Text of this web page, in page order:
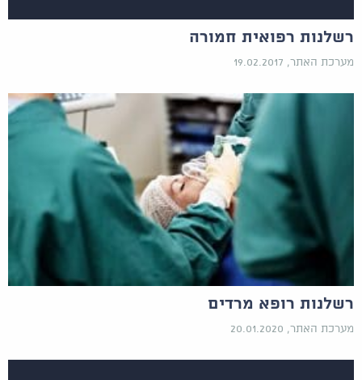
רשלנות רפואית חמורה
מערכת האתר, 19.02.2017
רשלנות רופא מרדים
מערכת האתר, 20.01.2020